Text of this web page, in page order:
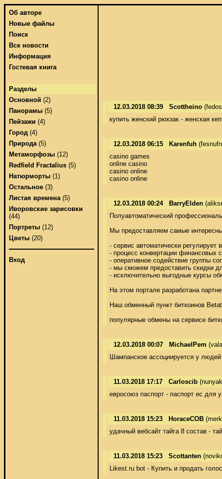
Об авторе
Новые файлы
Поиск
Все новости
Информация
Гостевая книга
Разделы
Основной (2)
Панорамы (5)
Пейзажи (4)
Город (4)
Природа(5)
Метаморфозы (12)
Redfield Fractalius (5)
Натюрморты (1)
Остальное (3)
Листая времена(5)
Иворовские зарисовки
(44)
Портреты (12)
Цветы (20)
Вход
12.03.2018 08:39 Scottheino
купить женский рюкзак - женская
12.03.2018 06:15 Karenfuh
casino games
online casino
casino online
casino online
12.03.2018 00:24 BarryElden
Полуавтоматический
Мы предоставляем самые
- сервис автоматически
- процесс конвертации финансовых
- оперативное содействие группы
- мы сможем предоставить скидки
- исключительно выгодные курсы
На этом портале разработана
Наш обменный пункт биткоинов
популярные обмены на сервисе
12.03.2018 00:07 MichaelPem
Шампанское ассоциируется у
11.03.2018 17:17 Carloscib
евросоюз паспорт - паспорт ес для
11.03.2018 15:23 HoraceCOB
удачный вебсайт тайга 8 состав -
11.03.2018 15:23 Scottanten
Likest.ru bot - Купить и продать